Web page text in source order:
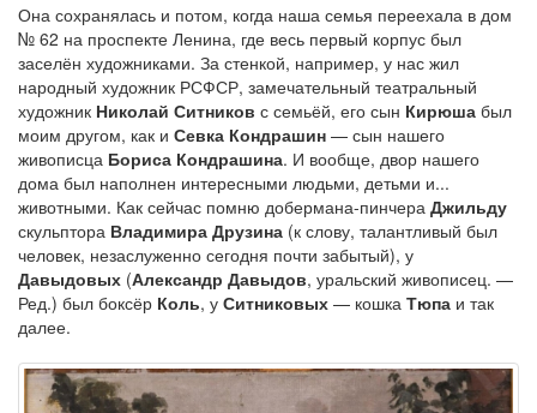
Она сохранялась и потом, когда наша семья переехала в дом
№ 62 на проспекте Ленина, где весь первый корпус был
заселён художниками. За стенкой, например, у нас жил
народный художник РСФСР, замечательный театральный
художник Николай Ситников с семьёй, его сын Кирюша был
моим другом, как и Севка Кондрашин — сын нашего
живописца Бориса Кондрашина. И вообще, двор нашего
дома был наполнен интересными людьми, детьми и...
животными. Как сейчас помню добермана-пинчера Джильду
скульптора Владимира Друзина (к слову, талантливый был
человек, незаслуженно сегодня почти забытый), у
Давыдовых (Александр Давыдов, уральский живописец. —
Ред.) был боксёр Коль, у Ситниковых — кошка Тюпа и так
далее.